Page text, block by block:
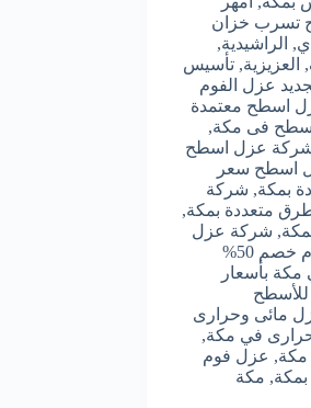
تسرب خزان
, الراشيدية,
, العزيزية,تأسيس
عزل الفوم
اسطح معتمدة
فى مكة,
عزل اسطح
اسطح سعر
, شركة
,
, شركة عزل
شركة عزل فوم خصم 50%
بأسعار
مائى وحرارى
في مكة,
, عزل فوم
, مكة